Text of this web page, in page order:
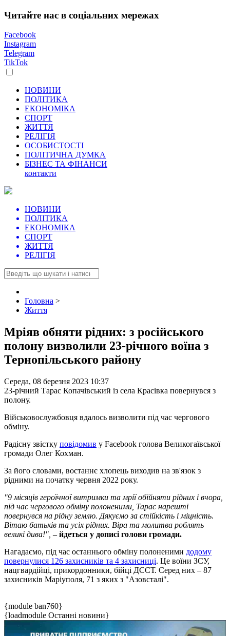
Читайте нас в соціальних мережах
Facebook
Instagram
Telegram
TikTok
НОВИНИ
ПОЛІТИКА
ЕКОНОМІКА
СПОРТ
ЖИТТЯ
РЕЛІГІЯ
ОСОБИСТОСТІ
ПОЛІТИЧНА ДУМКА
БІЗНЕС ТА ФІНАНСИ
контакти
НОВИНИ
ПОЛІТИКА
ЕКОНОМІКА
СПОРТ
ЖИТТЯ
РЕЛІГІЯ
Головна >
Життя
Мріяв обняти рідних: з російського
полону визволили 23-річного воїна з
Тернопільського району
Середа, 08 березня 2023 10:37
23-річний Тарас Копачівський із села Красівка повернувся з
полону.
Військовослужбовця вдалось визволити під час чергового
обміну.
Радісну звістку повідомив у Facebook голова Великогаївської
громади Олег Кохман.
За його словами, востаннє хлопець виходив на зв'язок з
рідними на початку червня 2022 року.
"9 місяців героїчної витримки та мрії обійняти рідних і вчора,
під час чергового обміну полоненими, Тарас нарешті
повернувся на рідну землю. Дякуємо за стійкість і міцність.
Вітаю батьків та усіх рідних. Віра та молитва роблять
великі дива!", – йдеться у дописі голови громади.
Нагадаємо, під час останнього обміну полоненими додому
повернулися 126 захисників та 4 захисниці. Це воїни ЗСУ,
нацгвардійці, прикордонники, бійці ДССТ. Серед них – 87
захисників Маріуполя, 71 з яких з "Азовсталі".
{module ban760}
{loadmodule Останні новини}